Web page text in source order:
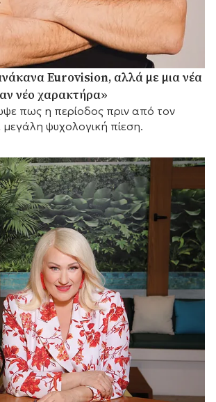
Eurovision, αλλά με μια νέα
νέο χαρακτήρα»
πως η περίοδος πριν από τον
μεγάλη ψυχολογική πίεση.